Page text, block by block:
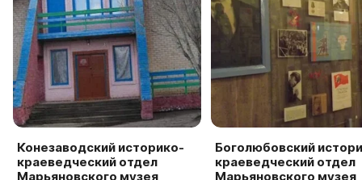
Конезаводский историко-
краеведческий отдел
Марьяновского музея
Боголюбовский
краеведческий отдел
Марьяновского музея